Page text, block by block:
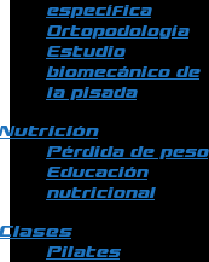
específica
Ortopodología
Estudio
biomecánico de
la pisada
Pérdida de peso
Educación
nutricional
Pilates